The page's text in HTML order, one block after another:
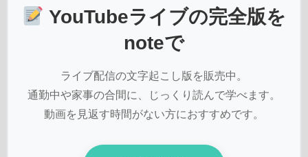
YouTubeライブの完全版を
noteで
ライブ配信の文字起こし版を販売中。
通勤中や家事の合間に、じっくり読んで学べます。
動画を見返す時間がない方におすすめです。